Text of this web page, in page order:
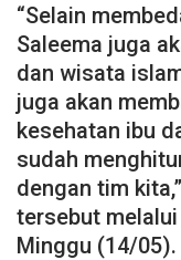
“Selain
Saleema juga
dan wisata
juga akan
kesehatan ibu
sudah
dengan tim
tersebut
Minggu (14/05).